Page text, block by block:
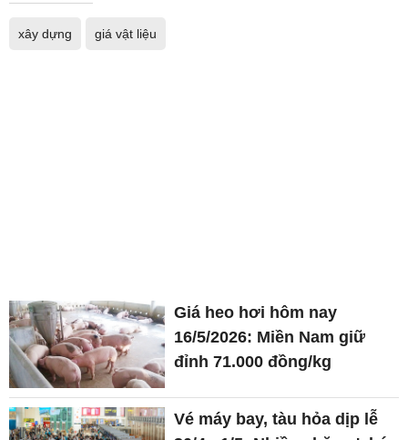
xây dựng giá vật liệu
Giá heo hơi hôm nay
16/5/2026: Miền Nam giữ
đỉnh 71.000 đồng/kg
Vé máy bay, tàu hỏa dịp lễ